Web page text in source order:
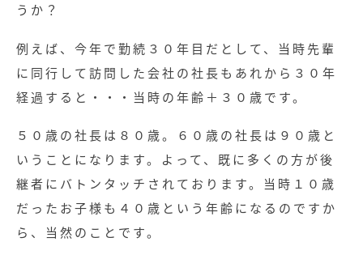
うか？
例えば、今年で勤続３０年目だとして、当時先輩
に同行して訪問した会社の社長もあれから３０年
経過すると・・・当時の年齢＋３０歳です。
５０歳の社長は８０歳。６０歳の社長は９０歳と
いうことになります。よって、既に多くの方が後
継者にバトンタッチされております。当時１０歳
だったお子様も４０歳という年齢になるのですか
ら、当然のことです。